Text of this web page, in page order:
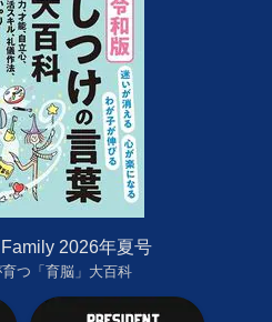
2026年夏号
つ「育脳」大百科